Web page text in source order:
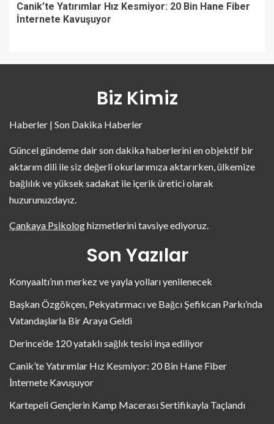
Canik’te Yatırımlar Hız Kesmiyor: 20 Bin Hane Fiber
İnternete Kavuşuyor
Biz Kimiz
Haberler | Son Dakika Haberler
Güncel gündeme dair son dakika haberlerini en objektif bir
aktarım dili ile siz değerli okurlarımıza aktarırken, ülkemize
bağlılık ve yüksek sadakat ile içerik üretici olarak
huzurunuzdayız.
Çankaya Psikologhizmetlerini tavsiye ediyoruz.
Son Yazılar
Konyaaltı’nın merkez ve yayla yolları yenilenecek
Başkan Özgökçen, Pekyatırmacı ve Bağcı Şefikcan Parkı’nda
Vatandaşlarla Bir Araya Geldi
Derince’de 120 yataklı sağlık tesisi inşa ediliyor
Canik’te Yatırımlar Hız Kesmiyor: 20 Bin Hane Fiber
İnternete Kavuşuyor
Kartepeli Gençlerin Kamp Macerası Sertifikayla Taçlandı